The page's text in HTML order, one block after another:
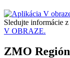
Sledujte informácie
V OBRAZE.
ZMO